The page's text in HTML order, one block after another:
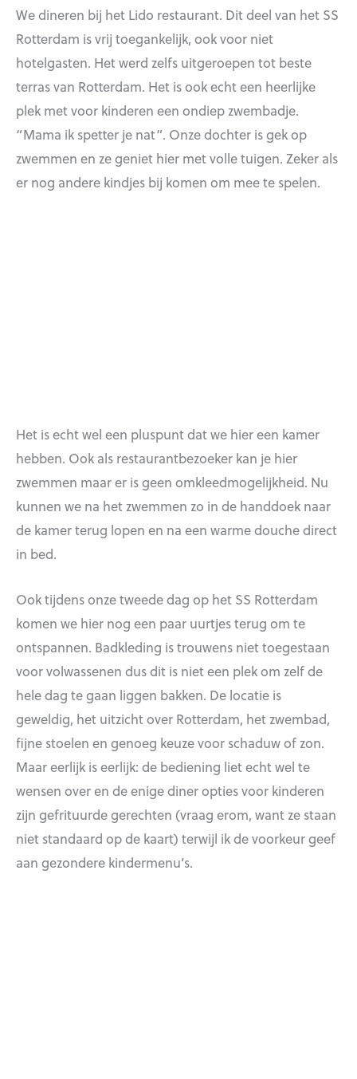
We dineren bij het Lido restaurant. Dit deel van het SS
Rotterdam is vrij toegankelijk, ook voor niet
hotelgasten. Het werd zelfs uitgeroepen tot beste
terras van Rotterdam. Het is ook echt een heerlijke
plek met voor kinderen een ondiep zwembadje.
“Mama ik spetter je nat”. Onze dochter is gek op
zwemmen en ze geniet hier met volle tuigen. Zeker als
er nog andere kindjes bij komen om mee te spelen.
Het is echt wel een pluspunt dat we hier een kamer
hebben. Ook als restaurantbezoeker kan je hier
zwemmen maar er is geen omkleedmogelijkheid. Nu
kunnen we na het zwemmen zo in de handdoek naar
de kamer terug lopen en na een warme douche direct
in bed.
Ook tijdens onze tweede dag op het SS Rotterdam
komen we hier nog een paar uurtjes terug om te
ontspannen. Badkleding is trouwens niet toegestaan
voor volwassenen dus dit is niet een plek om zelf de
hele dag te gaan liggen bakken. De locatie is
geweldig, het uitzicht over Rotterdam, het zwembad,
fijne stoelen en genoeg keuze voor schaduw of zon.
Maar eerlijk is eerlijk: de bediening liet echt wel te
wensen over en de enige diner opties voor kinderen
zijn gefrituurde gerechten (vraag erom, want ze staan
niet standaard op de kaart) terwijl ik de voorkeur geef
aan gezondere kindermenu’s.